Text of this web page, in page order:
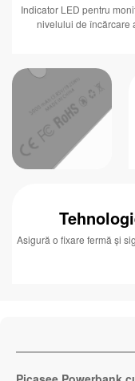
Indicator LED pentru
nivelului de încărcare
Asigură o fixare fermă și